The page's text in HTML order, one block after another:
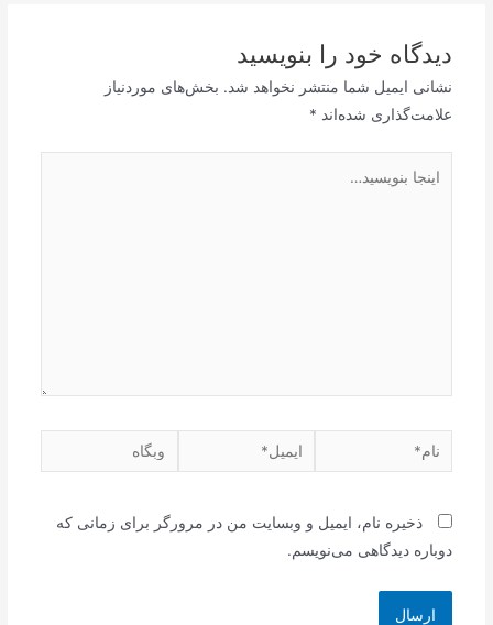
دیدگاه‌ خود را بنویسید
نشانی ایمیل شما منتشر نخواهد شد. بخش‌های موردنیاز
علامت‌گذاری شده‌اند *
بنویسید…
نام* ایمیل* وبگاه
ذخیره نام، ایمیل و وبسایت من در مرورگر برای زمانی که
دوباره دیدگاهی می‌نویسم.